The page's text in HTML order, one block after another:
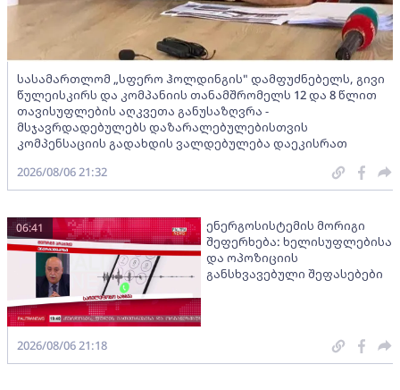
სასამართლომ „სფერო ჰოლდინგის" დამფუძნებელს, გივი
წულეისკირს და კომპანიის თანამშრომელს 12 და 8 წლით
თავისუფლების აღკვეთა განუსაზღვრა -
მსჯავრდადებულებს დაზარალებულებისთვის
კომპენსაციის გადახდის ვალდებულება დაეკისრათ
2026/08/06 21:32
ენერგოსისტემის მორიგი
შეფერხება: ხელისუფლებისა
და ოპოზიციის
განსხვავებული შეფასებები
06:41
2026/08/06 21:18